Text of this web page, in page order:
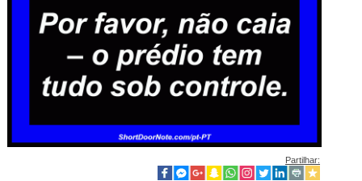
Partilhar: